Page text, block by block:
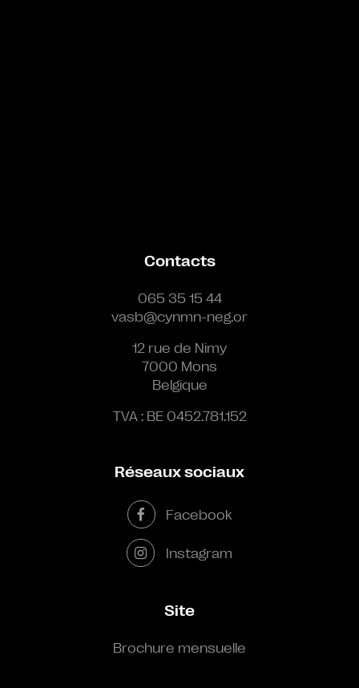
Contacts
065 35 15 44
vasb@cynmn-neg.or
12 rue de Nimy
7000 Mons
Belgique
TVA : BE 0452.781.152
Réseaux sociaux
Facebook
Instagram
Site
Brochure mensuelle